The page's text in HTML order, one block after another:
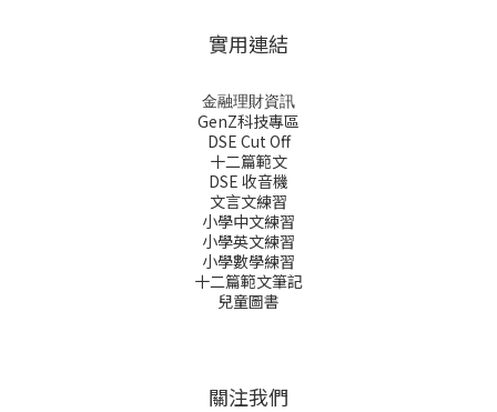
實用連結
金融理財資訊
GenZ科技專區
DSE Cut Off
十二篇範文
DSE 收音機
文言文練習
小學中文練習
小學英文練習
小學數學練習
十二篇範文筆記
兒童圖書
關注我們